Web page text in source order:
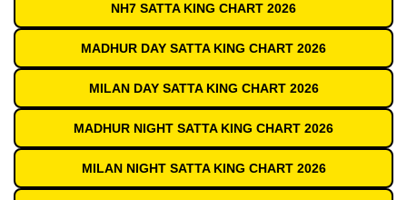
NH7 SATTA KING CHART 2026
MADHUR DAY SATTA KING CHART 2026
MILAN DAY SATTA KING CHART 2026
MADHUR NIGHT SATTA KING CHART 2026
MILAN NIGHT SATTA KING CHART 2026